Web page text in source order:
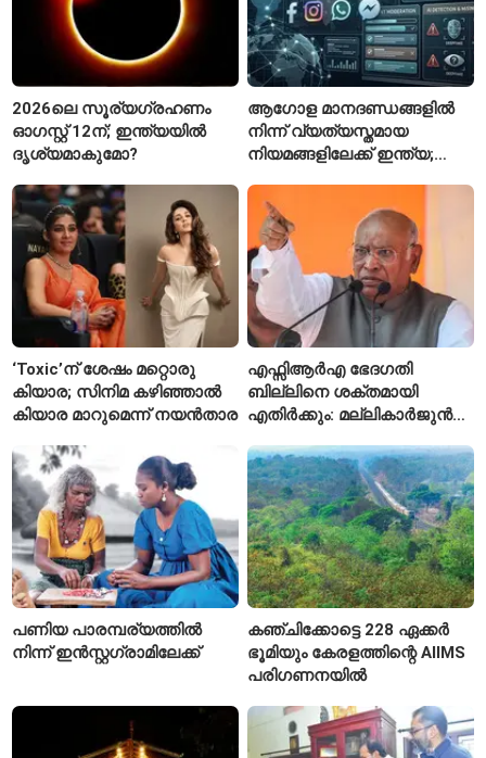
2026ലെ സൂര്യഗ്രഹണം
ഓഗസ്റ്റ് 12ന്; ഇന്ത്യയിൽ
ദൃശ്യമാകുമോ?
ആഗോള മാനദണ്ഡങ്ങളിൽ
നിന്ന് വ്യത്യസ്തമായ
നിയമങ്ങളിലേക്ക് ഇന്ത്യ;
സമ്മർദം
‘Toxic’ന് ശേഷം മറ്റൊരു
കിയാര; സിനിമ കഴിഞ്ഞാൽ
കിയാര മാറുമെന്ന് നയൻതാര
എഫ്സിആർഎ ഭേദഗതി
ബില്ലിനെ ശക്തമായി
എതിർക്കും: മല്ലികാർജുൻ
പണിയ പാരമ്പര്യത്തിൽ
നിന്ന് ഇൻസ്റ്റഗ്രാമിലേക്ക്
കഞ്ചിക്കോട്ടെ 228 ഏക്കർ
ഭൂമിയും കേരളത്തിന്റെ AIIMS
പരിഗണനയിൽ